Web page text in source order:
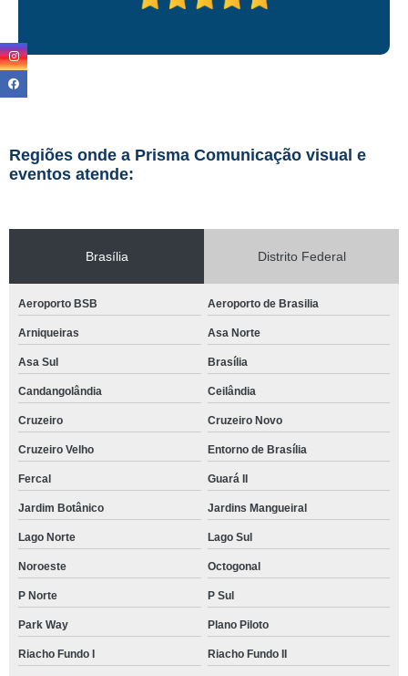
Regiões onde a Prisma Comunicação visual e
eventos atende:
Brasília Distrito Federal
Aeroporto BSB Aeroporto de Brasilia
Arniqueiras Asa Norte
Asa Sul Brasília
Candangolândia Ceilândia
Cruzeiro Cruzeiro Novo
Cruzeiro Velho Entorno de Brasília
Fercal Guará II
Jardim Botânico Jardins Mangueiral
Lago Norte Lago Sul
Noroeste Octogonal
P Norte P Sul
Park Way Plano Piloto
Riacho Fundo I Riacho Fundo II